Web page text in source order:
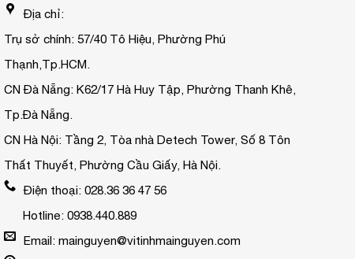
Địa chỉ:
Trụ sở chính: 57/40 Tô Hiệu, Phường Phú
Thạnh,Tp.HCM.
CN Đà Nẵng: K62/17 Hà Huy Tập, Phường Thanh Khê,
Tp.Đà Nẵng.
CN Hà Nội: Tầng 2, Tòa nhà Detech Tower, Số 8 Tôn
Thất Thuyết, Phường Cầu Giấy, Hà Nội.
Điện thoại: 028.36 36 47 56
Hotline: 0938.440.889
Email: mainguyen@vitinhmainguyen.com